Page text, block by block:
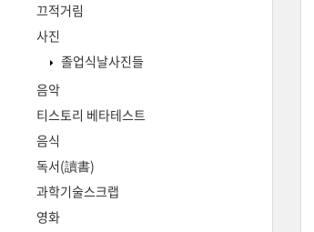
끄적거림
사진
졸업식날사진들
음악
티스토리 베타테스트
음식
독서(讀書)
과학기술스크랩
영화